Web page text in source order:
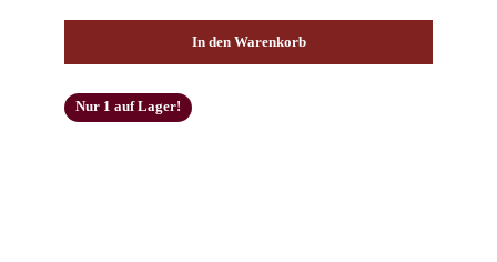
In den Warenkorb
Nur 1 auf Lager!